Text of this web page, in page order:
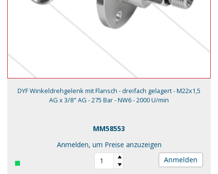
DYF Winkeldrehgelenk mit Flansch - dreifach gelagert - M22x1,5
AG x 3/8" AG - 275 Bar - NW6 - 2000 U/min
MM58553
Anmelden, um Preise anzuzeigen
Anmelden